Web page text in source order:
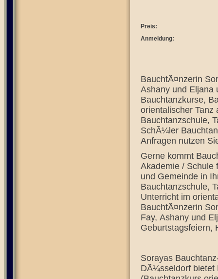
Preis:
Anmeldung:
BauchtÃ¤nzerin
Ashany und Eljana
Bauchtanzkurse,
orientalischer Tanz
Bauchtanzschule,
SchÃ¼ler
Anfragen nutzen
Gerne kommt
Akademie / Schule
und Gemeinde in
Bauchtanzschule,
Unterricht im
BauchtÃ¤nzerin
Fay, Ashany und
Geburtstagsfeiern,
Sorayas
DÃ¼sseldorf bietet